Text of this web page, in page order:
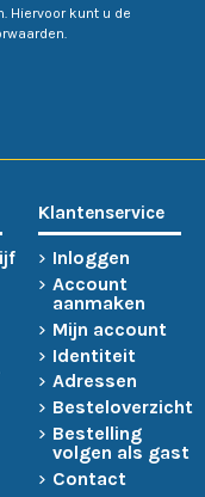
Hiervoor kunt u de
Klantenservice
Inloggen
Account
aanmaken
Mijn account
Identiteit
Adressen
Besteloverzicht
Bestelling
volgen als gast
Contact